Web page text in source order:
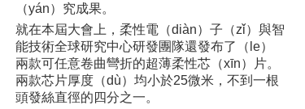
（yán）究成果。
就在本屆大會上，柔性電（diàn）子（zǐ）與智
能技術全球研究中心研發團隊還發布了（le）
兩款可任意卷曲彎折的超薄柔性芯（xīn）片。
兩款芯片厚度（dù）均小於25微米，不到一根
頭發絲直徑的四分之一。